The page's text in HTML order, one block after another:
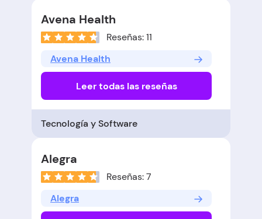
Avena Health
Reseñas: 11
Avena Health
Leer todas las reseñas
Tecnología y Software
Alegra
Reseñas: 7
Alegra